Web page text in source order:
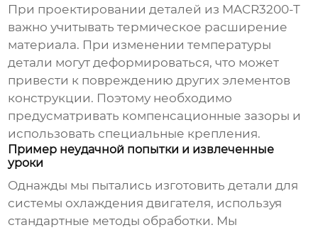
При проектировании деталей из MACR3200-T
важно учитывать термическое расширение
материала. При изменении температуры
детали могут деформироваться, что может
привести к повреждению других элементов
конструкции. Поэтому необходимо
предусматривать компенсационные зазоры и
использовать специальные крепления.
Пример неудачной попытки и извлеченные
уроки
Однажды мы пытались изготовить детали для
системы охлаждения двигателя, используя
стандартные методы обработки. Мы